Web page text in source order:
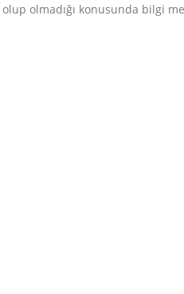
olmadığı konusunda bilgi